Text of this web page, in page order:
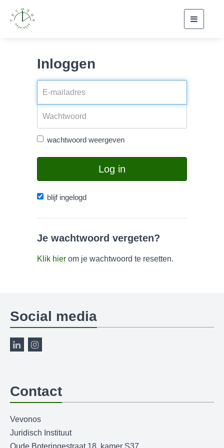
Inloggen
wachtwoord weergeven
Log in
blijf ingelogd
Je wachtwoord vergeten?
Klik hier om je wachtwoord te resetten.
Social media
Contact
Vevonos
Juridisch Instituut
Oude Boteringestraat 18, kamer S37